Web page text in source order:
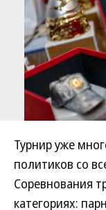
Турнир уже
политиков со
Соревнования
категориях: